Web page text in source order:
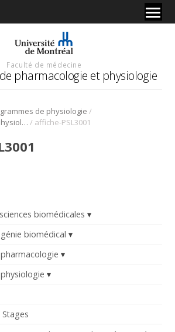
Faculté de médecine
pharmacologie et physiologie
de physiologie /
Listes des cours en physiologie / affiche-PSL3001
biomédicales
biomédical